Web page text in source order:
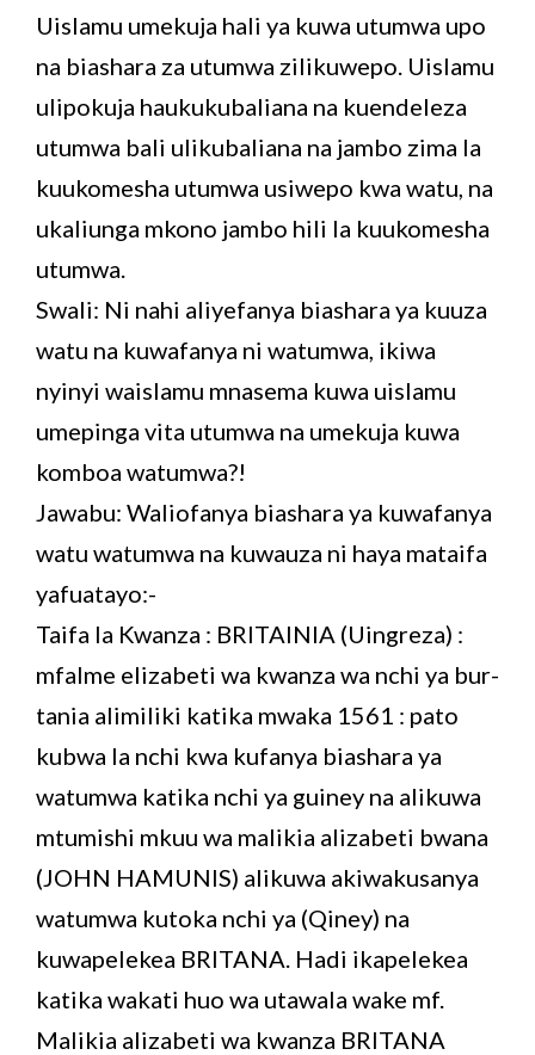
Uislamu umekuja hali ya kuwa utumwa upo
na biashara za utumwa zilikuwepo. Uislamu
ulipokuja haukukubaliana na kuendeleza
utumwa bali ulikubaliana na jambo zima la
kuukomesha utumwa usiwepo kwa watu, na
ukaliunga mkono jambo hili la kuukomesha
utumwa.
Swali: Ni nahi aliyefanya biashara ya kuuza
watu na kuwafanya ni watumwa, ikiwa
nyinyi waislamu mnasema kuwa uislamu
umepinga vita utumwa na umekuja kuwa
komboa watumwa?!
Jawabu: Waliofanya biashara ya kuwafanya
watu watumwa na kuwauza ni haya mataifa
yafuatayo:-
Taifa la Kwanza : BRITAINIA (Uingreza) :
mfalme elizabeti wa kwanza wa nchi ya bur-
tania alimiliki katika mwaka 1561 : pato
kubwa la nchi kwa kufanya biashara ya
watumwa katika nchi ya guiney na alikuwa
mtumishi mkuu wa malikia alizabeti bwana
(JOHN HAMUNIS) alikuwa akiwakusanya
watumwa kutoka nchi ya (Qiney) na
kuwapelekea BRITANA. Hadi ikapelekea
katika wakati huo wa utawala wake mf.
Malikia alizabeti wa kwanza BRITANA